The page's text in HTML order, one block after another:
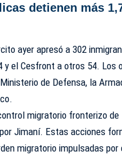
detienen más
ayer apresó a 302
y el Cesfront a otros 54. Los
de Defensa, la
migratorio fronterizo de
Jimaní. Estas acciones
migratorio impulsadas por